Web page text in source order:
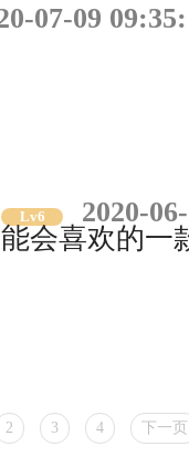
07-09
Lv6
2020-
会喜欢的一
2 3 4 下一页